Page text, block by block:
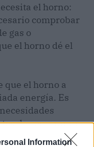
Information
el horno:
comprobar
gas o
el horno dé el
que el horno a
energía. Es
de comprar un